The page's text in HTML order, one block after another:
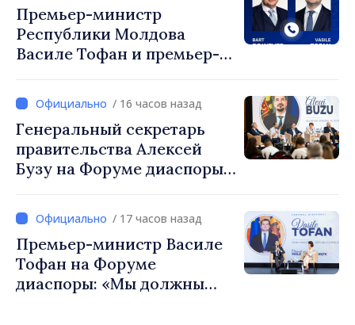
Премьер-министр
Республики Молдова
Василе Тофан и премьер-
Вевер обсудили
европейский путь
Республики Молдова
/ 16 часов назад
Генеральный секретарь
правительства Алексей
Бузу на Форуме диаспоры:
чтобы строить более
сильные сообщества»
/ 17 часов назад
Премьер-министр Василе
Тофан на Форуме
диаспоры: «Мы должны